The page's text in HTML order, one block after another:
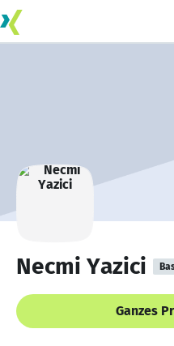
Necmi Yazici
Ganzes